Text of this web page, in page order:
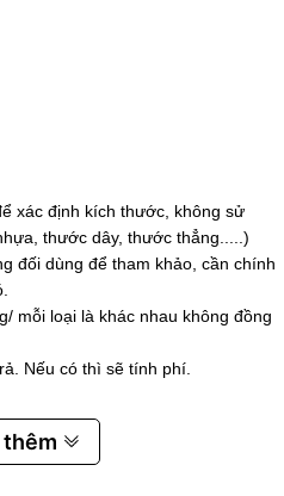
xác định kích thước, không sử
thước dây, thước thẳng.....)
đối dùng để tham khảo, cần chính
mỗi loại là khác nhau không đồng
Nếu có thì sẽ tính phí.
thêm